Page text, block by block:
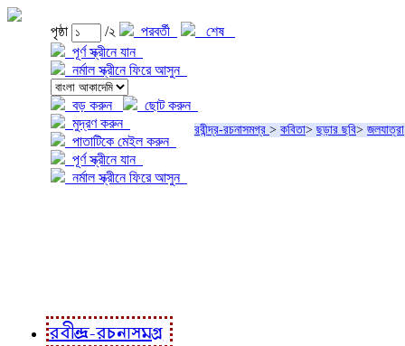
পৃষ্ঠা /২ পরবর্তী
শেষ
পূর্ণ স্ক্রীনে যান
নর্মাল স্ক্রীনে ফিরে আসুন
বড় করুন
ছোট করুন
মুদ্রণ করুন
পাতাটিকে মেইল করুন
পূর্ণ স্ক্রীনে যান
নর্মাল স্ক্রীনে ফিরে আসুন
রবীন্দ্র-রচনাসমগ্র > কবিতা> ছড়ার ছবি> জলযাত্রা
রবীন্দ্র-রচনাসমগ্র